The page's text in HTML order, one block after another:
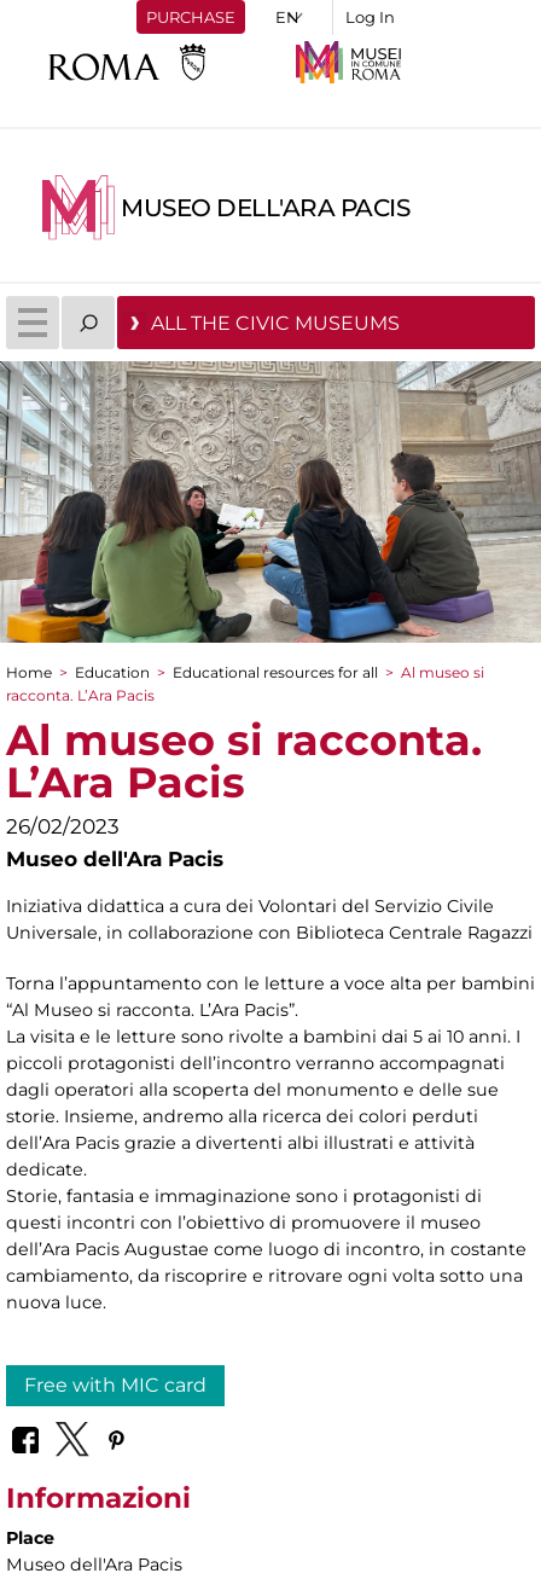
PURCHASE Log In
MUSEO DELL'ARA PACIS
ALL THE CIVIC MUSEUMS
You are here
Home > Education > Educational resources for all > Al museo si
racconta. L’Ara Pacis
Al museo si racconta.
L’Ara Pacis
26/02/2023
Museo dell'Ara Pacis
Iniziativa didattica a cura dei Volontari del Servizio Civile
Universale, in collaborazione con Biblioteca Centrale Ragazzi
Torna l’appuntamento con le letture a voce alta per bambini
“Al Museo si racconta. L’Ara Pacis”.
La visita e le letture sono rivolte a bambini dai 5 ai 10 anni. I
piccoli protagonisti dell’incontro verranno accompagnati
dagli operatori alla scoperta del monumento e delle sue
storie. Insieme, andremo alla ricerca dei colori perduti
dell’Ara Pacis grazie a divertenti albi illustrati e attività
dedicate.
Storie, fantasia e immaginazione sono i protagonisti di
questi incontri con l’obiettivo di promuovere il museo
dell’Ara Pacis Augustae come luogo di incontro, in costante
cambiamento, da riscoprire e ritrovare ogni volta sotto una
nuova luce.
Free with MIC card
Informazioni
Place
Museo dell'Ara Pacis